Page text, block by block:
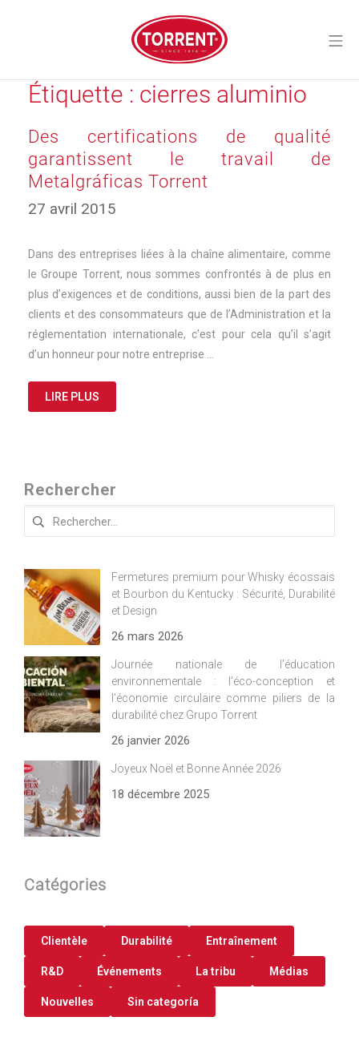
Torrent Closures
Étiquette : cierres aluminio
Des certifications de qualité
garantissent le travail de
Metalgráficas Torrent
27 avril 2015
Dans des entreprises liées à la chaîne alimentaire, comme
le Groupe Torrent, nous sommes confrontés à de plus en
plus d’exigences et de conditions, aussi bien de la part des
clients et des consommateurs que de l’Administration et la
réglementation internationale, c’est pour cela qu’il s’agit
d’un honneur pour notre entreprise …
LIRE PLUS
Rechercher
Rechercher :
Fermetures premium pour Whisky écossais
et Bourbon du Kentucky : Sécurité, Durabilité
et Design
26 mars 2026
Journée nationale de l’éducation
environnementale : l’éco-conception et
l’économie circulaire comme piliers de la
durabilité chez Grupo Torrent
26 janvier 2026
Joyeux Noël et Bonne Année 2026
18 décembre 2025
Catégories
Clientèle Durabilité Entraînement
R&D Événements La tribu Médias
Nouvelles Sin categoría